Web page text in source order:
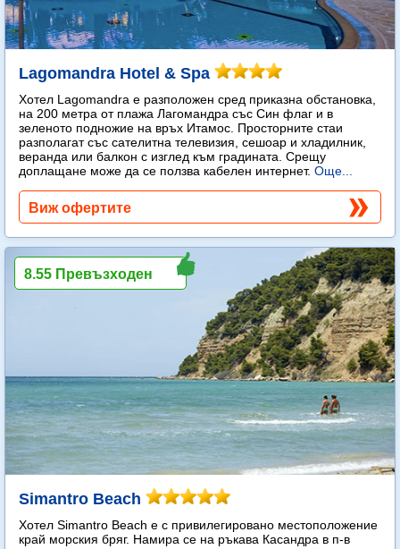
Lagomandra Hotel & Spa
Хотел Lagomandra е разположен сред приказна обстановка,
на 200 метра от плажа Лагомандра със Син флаг и в
зеленото подножие на връх Итамос. Просторните стаи
разполагат със сателитна телевизия, сешоар и хладилник,
веранда или балкон с изглед към градината. Срещу
доплащане може да се ползва кабелен интернет. Още...
Виж офертите
Simantro Beach
Хотел Simantro Beach е с привилегировано местоположение
край морския бряг. Намира се на ръкава Касандра в п-в
8.55 Превъзходен